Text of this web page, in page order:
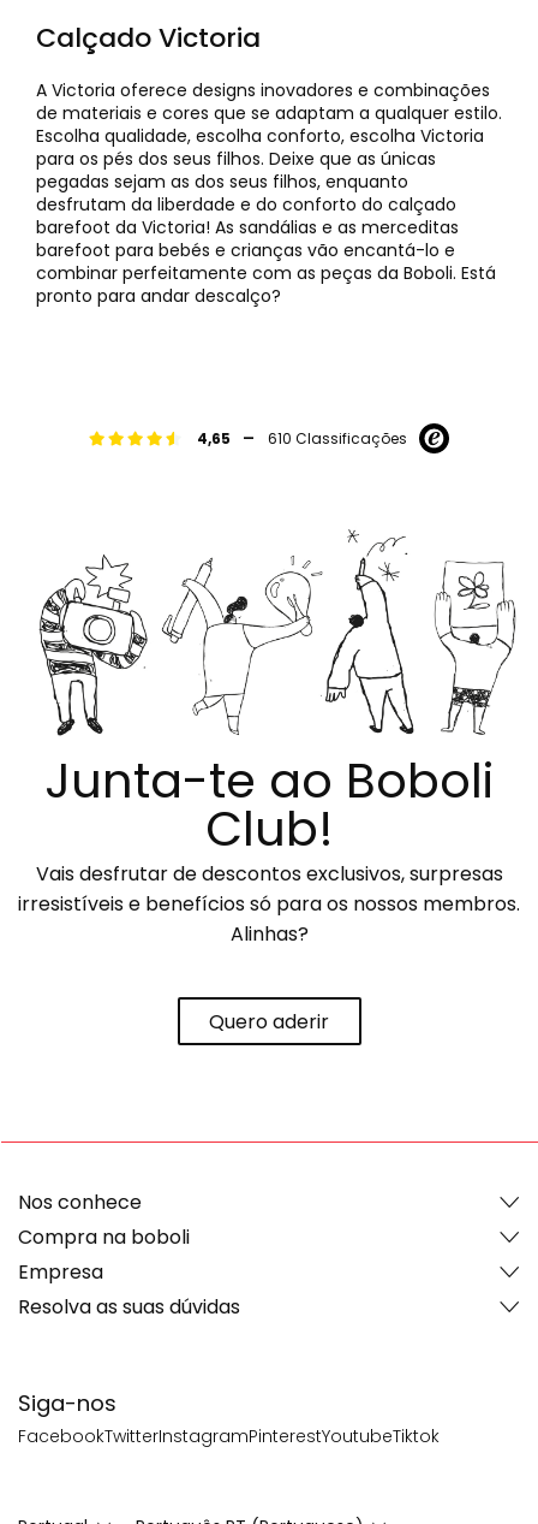
Calçado Victoria
A Victoria oferece designs inovadores e combinações
de materiais e cores que se adaptam a qualquer estilo.
Escolha qualidade, escolha conforto, escolha Victoria
para os pés dos seus filhos. Deixe que as únicas
pegadas sejam as dos seus filhos, enquanto
desfrutam da liberdade e do conforto do calçado
barefoot da Victoria! As sandálias e as merceditas
barefoot para bebés e crianças vão encantá-lo e
combinar perfeitamente com as peças da Boboli. Está
pronto para andar descalço?
4,65 - 610 Classificações
Junta-te ao Boboli
Club!
Vais desfrutar de descontos exclusivos, surpresas
irresistíveis e benefícios só para os nossos membros.
Alinhas?
Quero aderir
Siga-nos
FacebookTwitterInstagramPinterestYoutubeTiktok
Nos conhece
Compra na boboli
Empresa
Resolva as suas dúvidas